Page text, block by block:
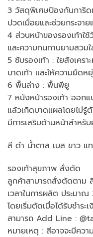
3 วัสดุพิเศษป้องกันการิด
ปวดเมื่อยและช่วยกระจา
4 ส่วนหน้าของรองเท้าใ
และความทนทานยามสวม
5 ซับรองเท้า : ใยสังเคร
บาดเท้า และให้ความยืดห
6 พื้นล่าง : พื้นพียู
7 หนังหน้ารองเท้า ออกแ
แล้วเกิดบาดแผลโดยไม่รู้
มีการเสริมด้านหน้าสำหรั
สี ดำ น้ำตาล เบส ขาว
รองเท้าสุขภาพ สั่งตัด
ลูกค้าสามารถสั่งตัดตาม
เวลาในการผลิต ประมา
โดยเริ่มตัดเมื่อได้รับชำระ
สามารถ Add Line :
หมายเหตุ : สีอาจจะมีคว